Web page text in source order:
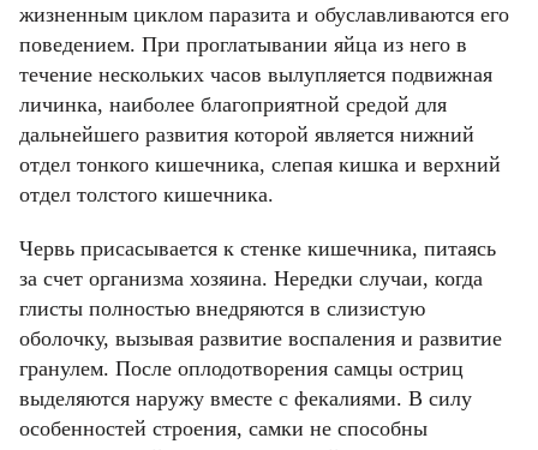
жизненным циклом паразита и обуславливаются его
поведением. При проглатывании яйца из него в
течение нескольких часов вылупляется подвижная
личинка, наиболее благоприятной средой для
дальнейшего развития которой является нижний
отдел тонкого кишечника, слепая кишка и верхний
отдел толстого кишечника.
Червь присасывается к стенке кишечника, питаясь
за счет организма хозяина. Нередки случаи, когда
глисты полностью внедряются в слизистую
оболочку, вызывая развитие воспаления и развитие
гранулем. После оплодотворения самцы остриц
выделяются наружу вместе с фекалиями. В силу
особенностей строения, самки не способны